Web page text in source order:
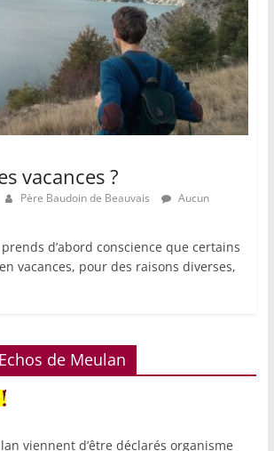
vacances ?
Père Baudoin de Beauvais
Aucun
d’abord conscience que certains
vacances, pour des raisons diverses,
de Meulan
viennent d’être déclarés organisme